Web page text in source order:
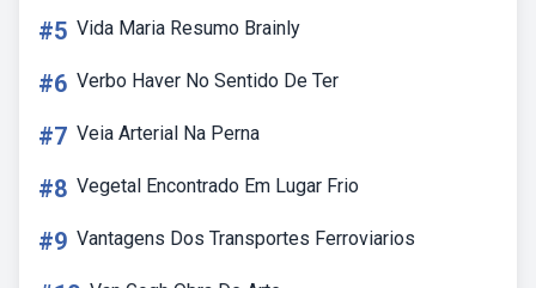
#5 Vida Maria Resumo Brainly
#6 Verbo Haver No Sentido De Ter
#7 Veia Arterial Na Perna
#8 Vegetal Encontrado Em Lugar Frio
#9 Vantagens Dos Transportes Ferroviarios